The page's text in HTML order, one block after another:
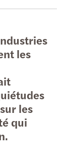
les
les
qui